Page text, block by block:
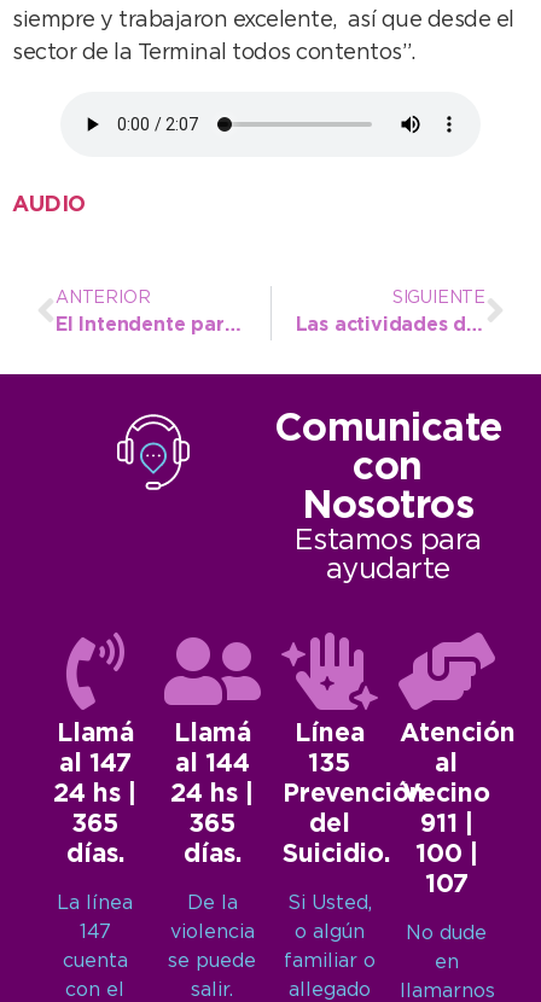
siempre y trabajaron excelente, así que desde el
sector de la Terminal todos contentos”.
AUDIO
ANTERIOR
El Intendente participó del encuentro de básquet en homenaje a Adrián Mazza
SIGUIENTE
Las actividades deportivas de verano comienzan el martes 7 de enero
Comunicate
con
Nosotros
Estamos para
ayudarte
Llamá
al 147
24 hs |
365
días.
La línea
147
cuenta
con el
Llamá
al 144
24 hs |
365
días.
De la
violencia
se puede
salir.
Línea
135
Prevención
del
Suicidio.
Si Usted,
o algún
familiar o
allegado
Atención
al
Vecino
911 |
100 |
107
No dude
en
llamarnos